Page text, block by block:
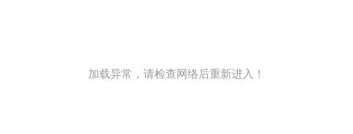
加载异常，请检查网络后重新进入！